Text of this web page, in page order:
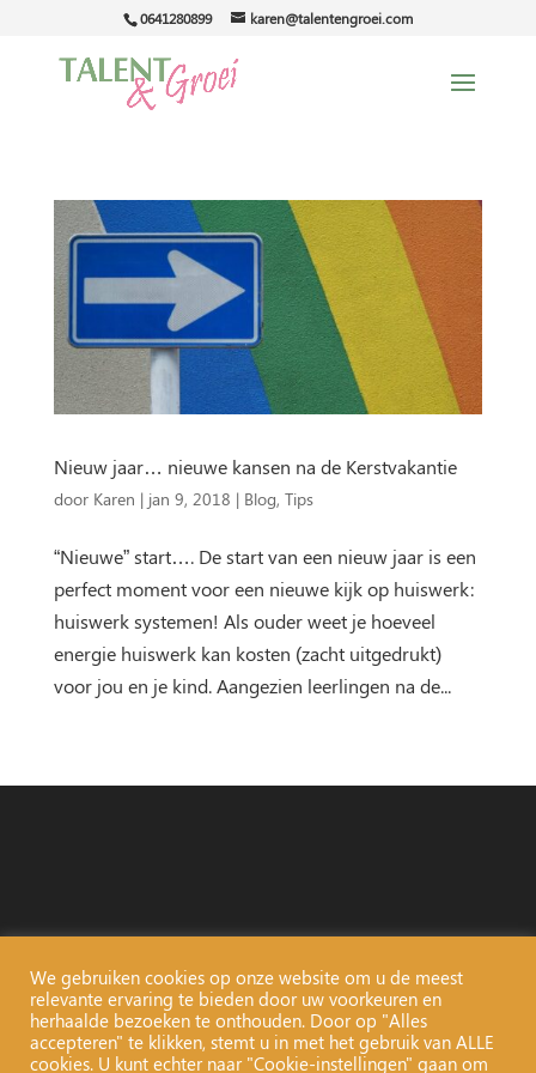
0641280899 karen@talentengroei.com
Nieuw jaar… nieuwe kansen na de Kerstvakantie
door Karen | jan 9, 2018 | Blog, Tips
“Nieuwe” start…. De start van een nieuw jaar is een
perfect moment voor een nieuwe kijk op huiswerk:
huiswerk systemen! Als ouder weet je hoeveel
energie huiswerk kan kosten (zacht uitgedrukt)
voor jou en je kind. Aangezien leerlingen na de...
We gebruiken cookies op onze website om u de meest
relevante ervaring te bieden door uw voorkeuren en
herhaalde bezoeken te onthouden. Door op "Alles
accepteren" te klikken, stemt u in met het gebruik van ALLE
cookies. U kunt echter naar "Cookie-instellingen" gaan om